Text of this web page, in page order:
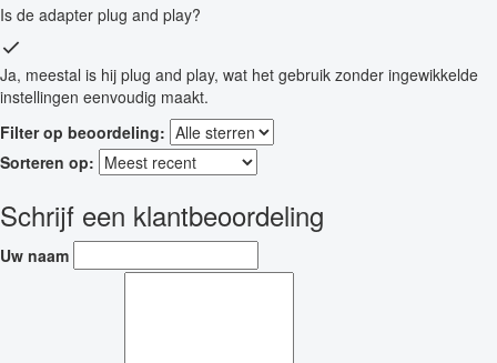
Is de adapter plug and play?
Ja, meestal is hij plug and play, wat het gebruik zonder ingewikkelde
instellingen eenvoudig maakt.
Filter op beoordeling:
Sorteren op:
Schrijf een klantbeoordeling
Uw naam